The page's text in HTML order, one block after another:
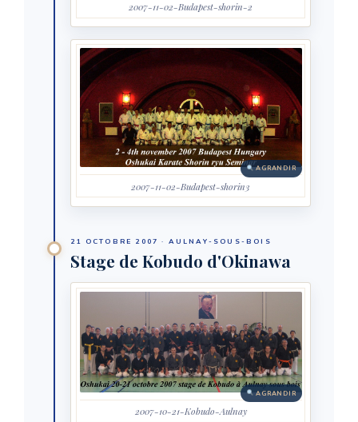
2007-11-02-Budapest-shorin-2
AGRANDIR
2007-11-02-Budapest-shorin3
21 OCTOBRE 2007 · AULNAY-SOUS-BOIS
Stage de Kobudo d'Okinawa
AGRANDIR
2007-10-21-Kobudo-Aulnay